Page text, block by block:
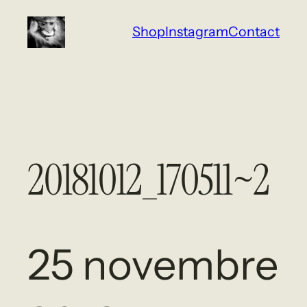
Aller
contenu
ShopInstagramContact
20181012_170511~2
25 novembre